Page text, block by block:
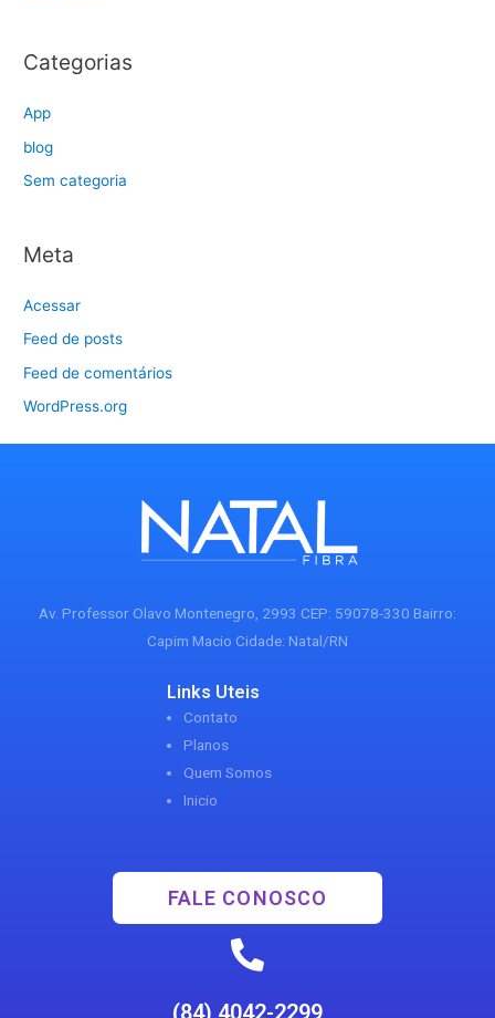
Categorias
App
blog
Sem categoria
Meta
Acessar
Feed de posts
Feed de comentários
WordPress.org
Av. Professor Olavo Montenegro, 2993 CEP: 59078-330 Bairro:
Capim Macio Cidade: Natal/RN
Links Uteis
Contato
Planos
Quem Somos
Inicio
FALE CONOSCO
(84) 4042-2299